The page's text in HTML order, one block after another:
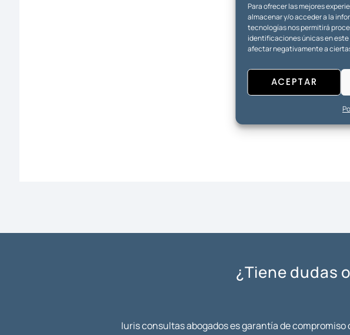
Para ofrecer las mejores
almacenar y/o acceder a la
tecnologías nos permitirá
identificaciones únicas en
afectar negativamente a
ACEPTAR
¿Tiene dudas
Iuris consultas abogados es garantía de